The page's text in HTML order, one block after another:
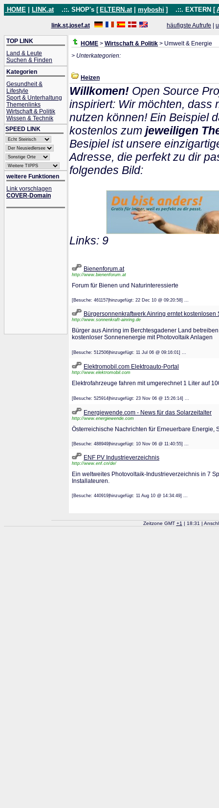
HOME LINK.at .::. SHOP's [ ELTERN.at myboshi ] .::. EXTERN [
link.st.josef.at häufigste Aufrufe
TOP LINK
Land & Leute
Suchen & Finden
Kategorien
Gesundheit &
Lifestyle
Sport & Unterhaltung
Themenlinks
Wirtschaft & Politik
Wissen & Technik
SPEED LINK
weitere Funktionen
Link vorschlagen
COVER-Domain
HOME > Wirtschaft & Politik > Umwelt & Energie
> Unterkategorien:
Heizen
Willkomen! Open Source
inspiriert: Wir möchten, dass
nutzen können! Ein Beispiel
kostenlos zum jeweiligen
Besipiel ist unsere
Adresse, die perfekt zu dir
folgendes Bild:
Links: 9
Bienenforum.at
http://www.bienenforum.at
Forum für Bienen und Naturinteressierte
[Besuche: 461157|hinzugefügt: 22 Dec 10 @ 09:20:58] ...
Bürgersonnenkraftwerk Ainring erntet kostenlosen
http://www.sonnenkraft-ainring.de
Bürger aus Ainring im Berchtesgadener Land
kostenloser Sonnenenergie mit Photovoltaik Anlagen
[Besuche: 512506|hinzugefügt: 11 Jul 06 @ 09:16:01] ...
Elektromobil.com Elektroauto-Portal
http://www.elektromobil.com
Elektrofahrzeuge fahren mit umgerechnet 1 Liter auf
[Besuche: 525914|hinzugefügt: 23 Nov 06 @ 15:26:14] ...
Energiewende.com - News für das Solarzeitalter
http://www.energiewende.com
Österreichische Nachrichten für Erneuerbare Energie,
[Besuche: 488949|hinzugefügt: 10 Nov 06 @ 11:40:55] ...
ENF PV Industrieverzeichnis
http://www.enf.cn/de/
Ein weltweites Photovoltaik-Industrieverzeichnis in 7
Installateuren.
[Besuche: 440919|hinzugefügt: 11 Aug 10 @ 14:34:49] ...
Zeitzone GMT +1 | 18:31 |